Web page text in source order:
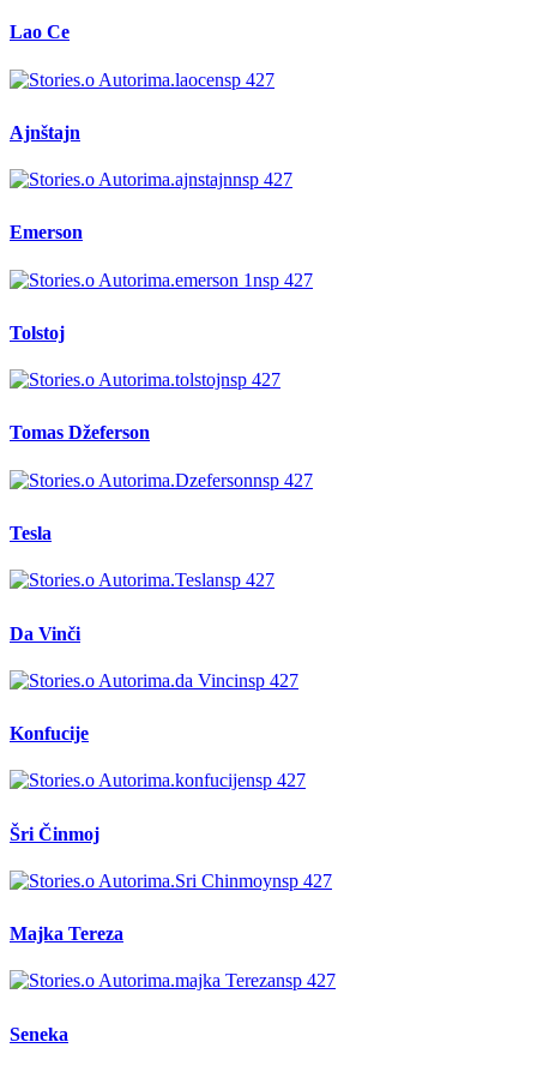
Lao Ce
Ajnštajn
Emerson
Tolstoj
Tomas Džeferson
Tesla
Da Vinči
Konfucije
Šri Činmoj
Majka Tereza
Seneka